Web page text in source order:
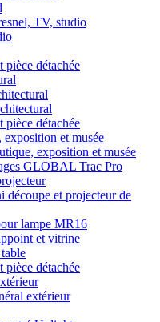
TV, studio
pièce détachée
pièce détachée
et musée
exposition et musée
GLOBAL Trac Pro
découpe et projecteur de
lampe MR16
et vitrine
pièce détachée
extérieur